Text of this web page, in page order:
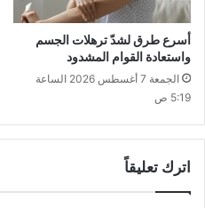
أسرع طرق لشدّ ترهلات الجسم
واستعادة القوام المشدود
الجمعة 7 أغسطس 2026 الساعة
5:19 ص
اترك تعليقاً